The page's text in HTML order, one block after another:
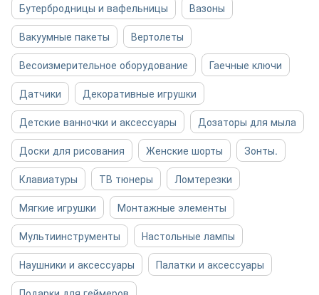
Бутербродницы и вафельницы
Вазоны
Вакуумные пакеты
Вертолеты
Весоизмерительное оборудование
Гаечные ключи
Датчики
Декоративные игрушки
Детские ванночки и аксессуары
Дозаторы для мыла
Доски для рисования
Женские шорты
Зонты.
Клавиатуры
ТВ тюнеры
Ломтерезки
Мягкие игрушки
Монтажные элементы
Мультиинструменты
Настольные лампы
Наушники и аксессуары
Палатки и аксессуары